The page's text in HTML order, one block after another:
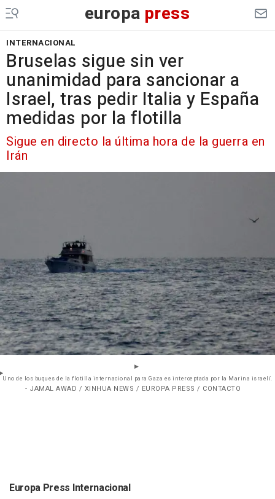
europa press
INTERNACIONAL
Bruselas sigue sin ver
unanimidad para sancionar a
Israel, tras pedir Italia y España
medidas por la flotilla
Sigue en directo la última hora de la guerra en
Irán
Uno de los buques de la flotilla internacional para Gaza es interceptada por la Marina israelí.
- JAMAL AWAD / XINHUA NEWS / EUROPA PRESS / CONTACTO
Europa Press Internacional